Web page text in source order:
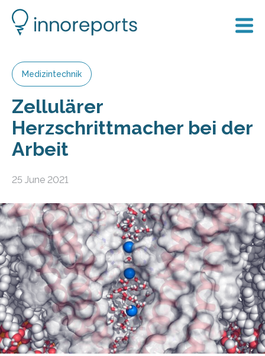
Medizintechnik
Zellulärer
Herzschrittmacher bei der
Arbeit
25 June 2021